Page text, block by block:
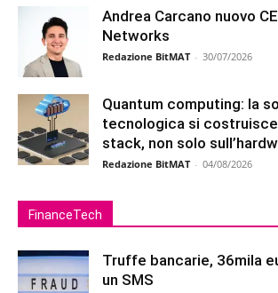
Andrea Carcano nuovo
Networks
Redazione BitMAT - 30/07/2026
Quantum computing: la
tecnologica si costruisce
stack, non solo
Redazione BitMAT - 04/08/2026
FinanceTech
Truffe bancarie, 36mila
un SMS